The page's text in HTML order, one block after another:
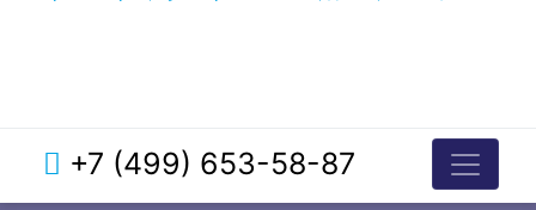
+7 (499) 653-58-87